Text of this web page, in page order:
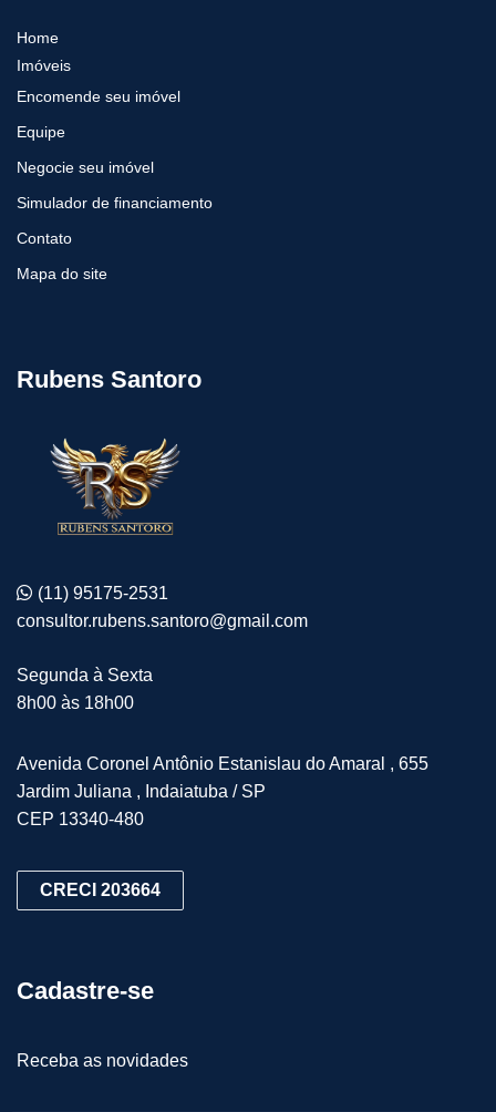
Home
Imóveis
Encomende seu imóvel
Equipe
Negocie seu imóvel
Simulador de financiamento
Contato
Mapa do site
Rubens Santoro
(11) 95175-2531
consultor.rubens.santoro@gmail.com
Segunda à Sexta
8h00 às 18h00
Avenida Coronel Antônio Estanislau do Amaral , 655
Jardim Juliana , Indaiatuba / SP
CEP 13340-480
CRECI 203664
Cadastre-se
Receba as novidades